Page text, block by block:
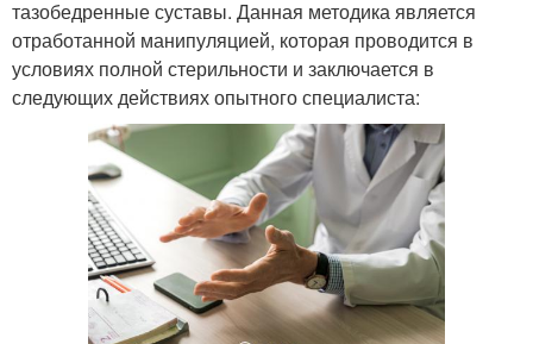
тазобедренные суставы. Данная методика является
отработанной манипуляцией, которая проводится в
условиях полной стерильности и заключается в
следующих действиях опытного специалиста: